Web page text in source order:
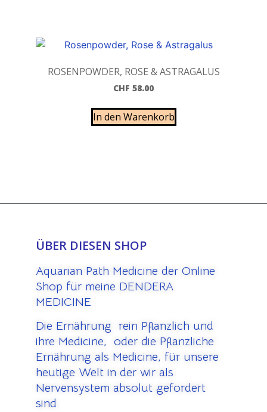
ROSENPOWDER, ROSE & ASTRAGALUS
CHF 58.00
In den Warenkorb
ÜBER DIESEN SHOP
Aquarian Path Medicine der Online
Shop für meine DENDERA
MEDICINE
Die Ernährung rein Pflanzlich und
ihre Medicine, oder die Pflanzliche
Ernährung als Medicine, für unsere
heutige Welt in der wir als
Nervensystem absolut gefordert
sind.